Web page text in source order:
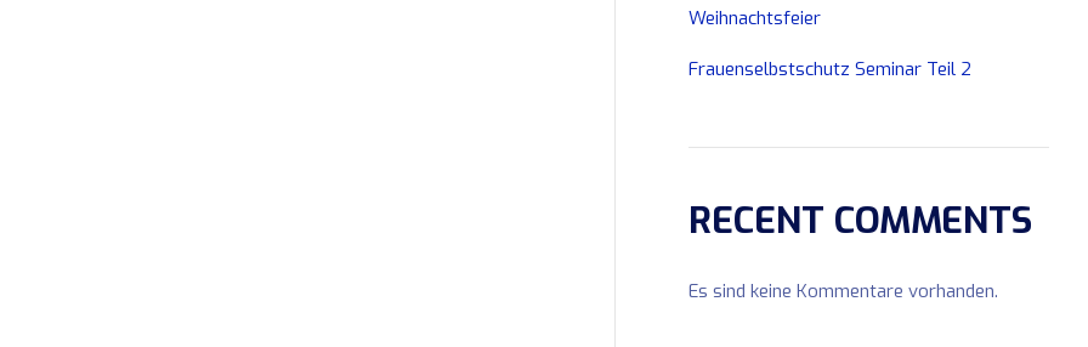
Weihnachtsfeier
Frauenselbstschutz Seminar Teil 2
RECENT COMMENTS
Es sind keine Kommentare vorhanden.